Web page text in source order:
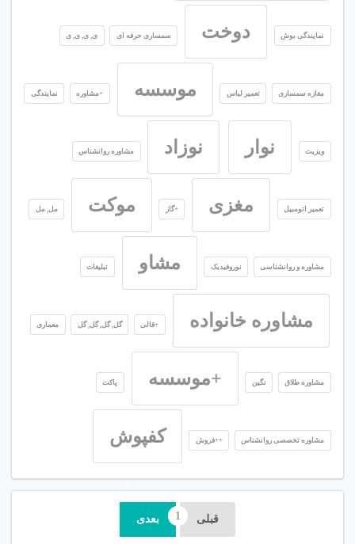
نمایندگی بوش دوخت سمساری حرفه ای ی, ی, ی, ی
مغازه سمساری تعمیر لباس موسسه +مشاوره نمایندگی
ویزیت نوار نوزاد مشاوره روانشناس
تعمیر اتومبیل مغزی +گاز موکت مل, مل
مشاوره و روانشناسی نوروفیدبک مشاو تبلیغات
مشاوره خانواده +قالی گل, گل, گل, گل معماری
مشاوره طلاق نگین +موسسه پاکت
مشاوره تخصصی روانشناس ++فروش کفپوش
قبلی بعدی